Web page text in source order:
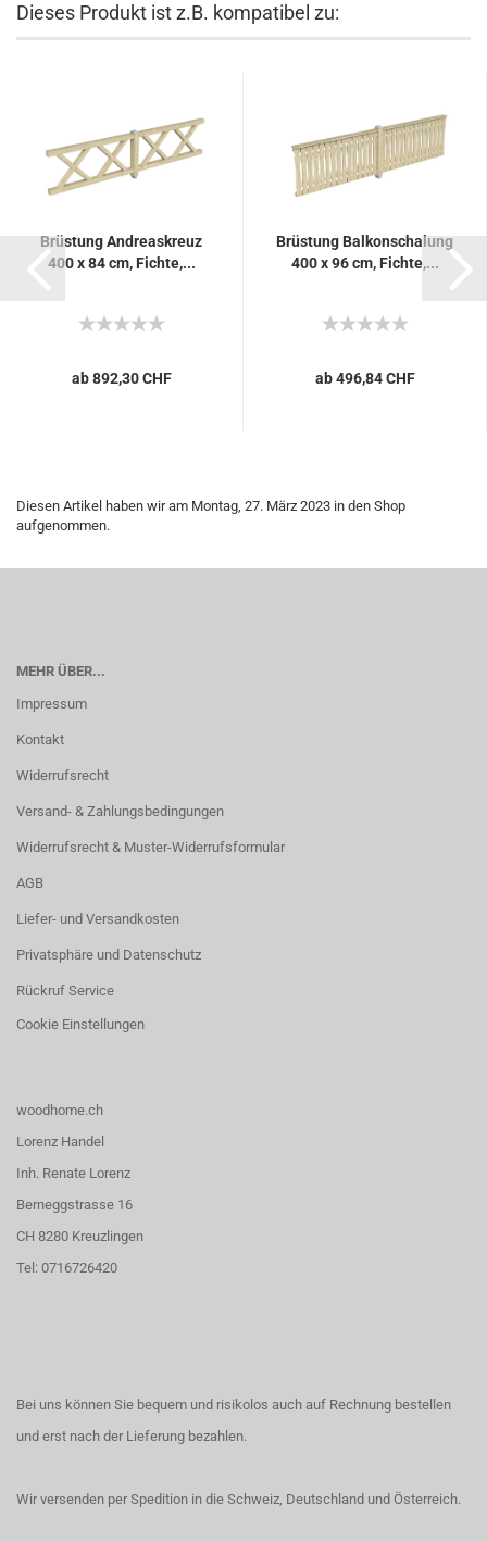
Dieses Produkt ist z.B. kompatibel zu:
Brüstung Andreaskreuz
400 x 84 cm, Fichte,...
ab 892,30 CHF
Brüstung Balkonschalung
400 x 96 cm, Fichte,...
ab 496,84 CHF
Diesen Artikel haben wir am Montag, 27. März 2023 in den Shop
aufgenommen.
MEHR ÜBER...
Impressum
Kontakt
Widerrufsrecht
Versand- & Zahlungsbedingungen
Widerrufsrecht & Muster-Widerrufsformular
AGB
Liefer- und Versandkosten
Privatsphäre und Datenschutz
Rückruf Service
Cookie Einstellungen
woodhome.ch
Lorenz Handel
Inh. Renate Lorenz
Berneggstrasse 16
CH 8280 Kreuzlingen
Tel: 0716726420
Bei uns können Sie bequem und risikolos auch auf Rechnung bestellen
und erst nach der Lieferung bezahlen.
Wir versenden per Spedition in die Schweiz, Deutschland und Österreich.